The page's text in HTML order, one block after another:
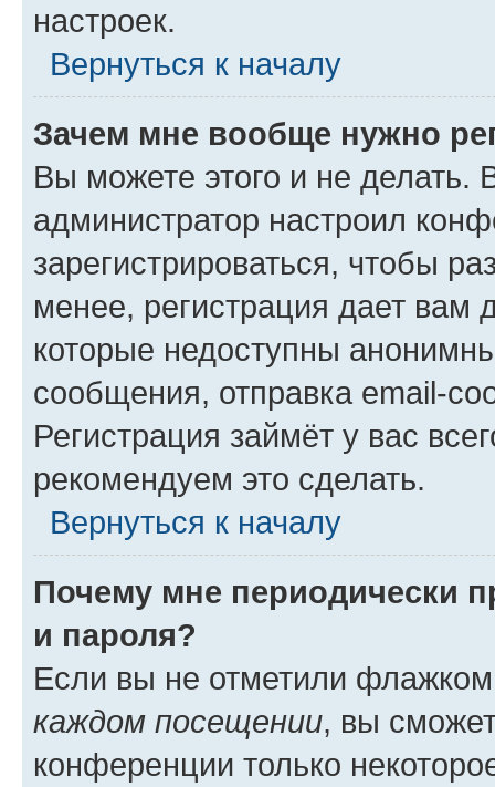
настроек.
Вернуться к началу
Зачем мне вообще нужно
Вы можете этого и не делать.
администратор настроил
зарегистрироваться, чтобы
менее, регистрация дает вам
которые недоступны
сообщения, отправка email-
Регистрация займёт у вас
рекомендуем это сделать.
Вернуться к началу
Почему мне периодически
и пароля?
Если вы не отметили
каждом посещении, вы
конференции только